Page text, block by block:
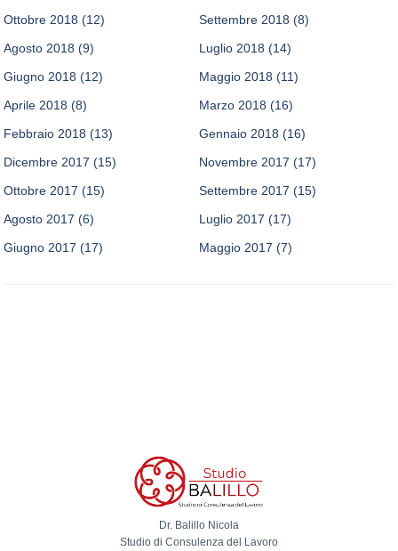
Ottobre 2018 (12) Settembre 2018 (8)
Agosto 2018 (9) Luglio 2018 (14)
Giugno 2018 (12) Maggio 2018 (11)
Aprile 2018 (8) Marzo 2018 (16)
Febbraio 2018 (13) Gennaio 2018 (16)
Dicembre 2017 (15) Novembre 2017 (17)
Ottobre 2017 (15) Settembre 2017 (15)
Agosto 2017 (6) Luglio 2017 (17)
Giugno 2017 (17) Maggio 2017 (7)
Dr. Balillo Nicola
Studio di Consulenza del Lavoro